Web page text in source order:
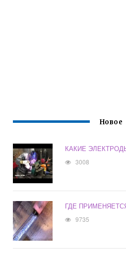
Новое
КАКИЕ
3008
ГДЕ
9735